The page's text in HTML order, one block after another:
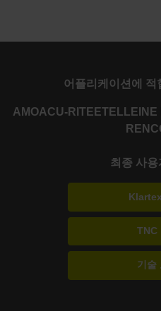
어플리케이션에 적
AMOACU-RITE ETEL LEINE
최종 사용
TNC
기술